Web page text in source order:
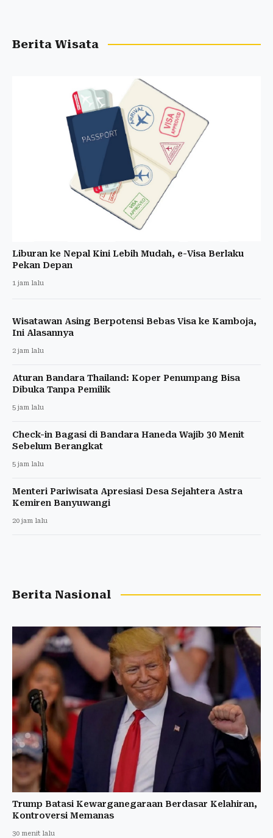
Berita Wisata
Liburan ke Nepal Kini Lebih Mudah, e-Visa Berlaku
Pekan Depan
1 jam lalu
Wisatawan Asing Berpotensi Bebas Visa ke Kamboja,
Ini Alasannya
2 jam lalu
Aturan Bandara Thailand: Koper Penumpang Bisa
Dibuka Tanpa Pemilik
5 jam lalu
Check-in Bagasi di Bandara Haneda Wajib 30 Menit
Sebelum Berangkat
5 jam lalu
Menteri Pariwisata Apresiasi Desa Sejahtera Astra
Kemiren Banyuwangi
20 jam lalu
Berita Nasional
Trump Batasi Kewarganegaraan Berdasar Kelahiran,
Kontroversi Memanas
30 menit lalu